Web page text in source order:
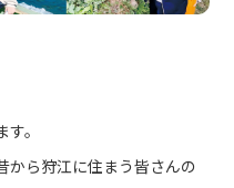
。
から狩江に住まう皆さんの